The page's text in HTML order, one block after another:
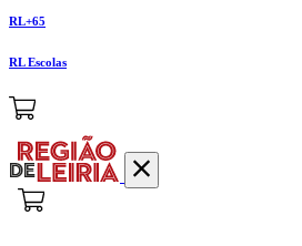
RL+65
RL Escolas